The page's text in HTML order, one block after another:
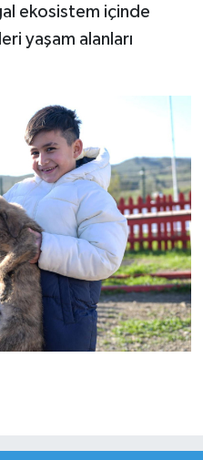
ekosistem içinde
yaşam alanları